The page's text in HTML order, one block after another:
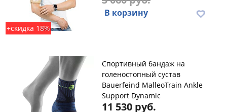
+скидка 18%
В корзину
Спортивный бандаж на
голеностопный сустав
Bauerfeind MalleoTrain Ankle
Support Dynamic
11 530 руб.